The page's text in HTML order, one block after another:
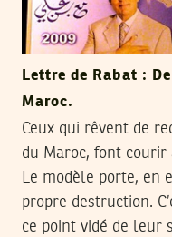
Lettre de Rabat :
Maroc.
Ceux qui rêvent de
du Maroc, font courir
Le modèle porte, en
propre destruction.
ce point vidé de leur